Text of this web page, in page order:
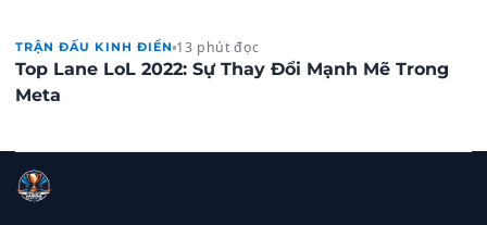
TRẬN ĐẤU KINH ĐIỂN 13 phút đọc
Top Lane LoL 2022: Sự Thay Đổi Mạnh Mẽ Trong
Meta